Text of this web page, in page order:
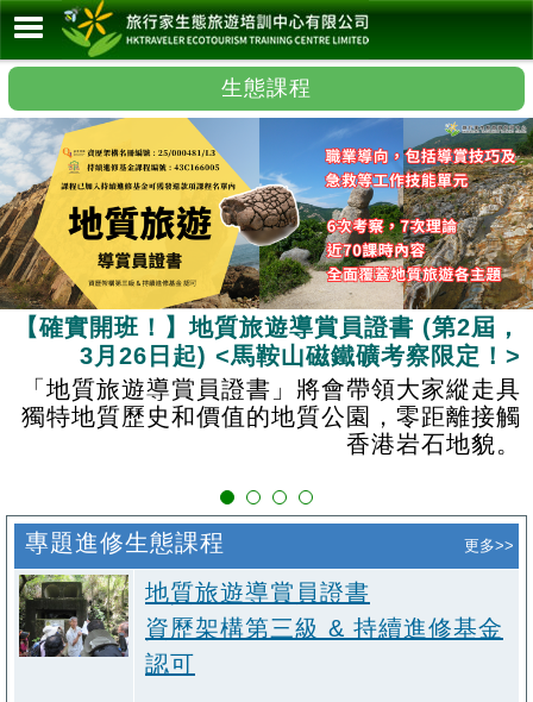
生態課程
【確實開班！】地質旅遊導賞員證書 (第2屆，
3月26日起) <馬鞍山磁鐵礦考察限定！>
「地質旅遊導賞員證書」將會帶領大家縱走具
獨特地質歷史和價值的地質公園，零距離接觸
香港岩石地貌。
專題進修生態課程 更多>>
地質旅遊導賞員證書
資歷架構第三級 & 持續進修基金
認可